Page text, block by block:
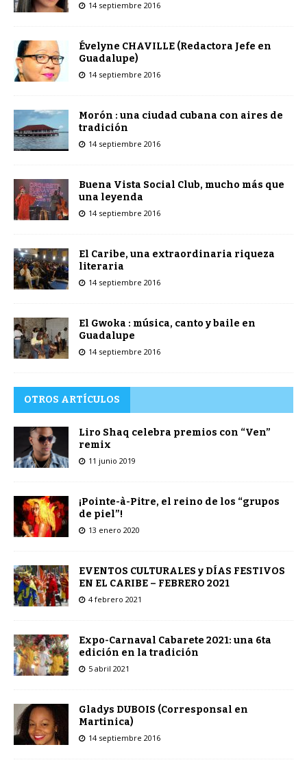
14 septiembre 2016
Évelyne CHAVILLE (Redactora Jefe en
Guadalupe)
14 septiembre 2016
Morón : una ciudad cubana con aires de
tradición
14 septiembre 2016
Buena Vista Social Club, mucho más que
una leyenda
14 septiembre 2016
El Caribe, una extraordinaria riqueza
literaria
14 septiembre 2016
El Gwoka : música, canto y baile en
Guadalupe
14 septiembre 2016
OTROS ARTÍCULOS
Liro Shaq celebra premios con “Ven”
remix
11 junio 2019
¡Pointe-à-Pitre, el reino de los “grupos
de piel”!
13 enero 2020
EVENTOS CULTURALES y DÍAS FESTIVOS
EN EL CARIBE – FEBRERO 2021
4 febrero 2021
Expo-Carnaval Cabarete 2021: una 6ta
edición en la tradición
5 abril 2021
Gladys DUBOIS (Corresponsal en
Martinica)
14 septiembre 2016